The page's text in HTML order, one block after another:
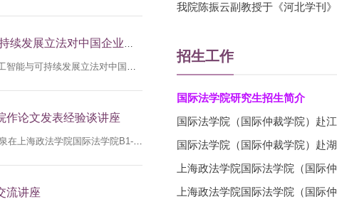
海外讲坛｜阿道夫·彼得：欧盟人工智能与可持续发展立法对中国企业的域外影响
6月2日下午，上海政法学院“海外讲坛”第199讲“欧盟人工智能与可持续发展立法对中国企业的域外影响”在明法苑B1-217顺利举行。本次讲座由上海政法学院国际法学院（国际仲裁学院）教授阿道夫·彼得（Adolf Peter）主讲，国际法学院（国际仲裁学院）讲师刁语轩主持。阿道夫·彼得教授先以欧盟《企业可持续发展尽职调查指令》（CSDDD）为切入点，简要介绍了欧盟可持续发展立法对企业跨境经营和合同合规安排的影响。随后，他进一步讲解了欧盟《人工智能法案》（EU AI Act）的基本监管框架，围绕被禁止的人工智能应用、高风险人工智能系统、合规义务、授权代表制度以及行政处罚规则等内容，分析了该法案可能对中国人工智能企业、科技服务企业和智能产品出口企业产生的影响。阿道夫·彼得教授指出，欧盟相关规则的域外影响正在从单一的市场监管要求，逐渐转化为企业跨境经营和国际合规管理中的系统性法律风险。讲座过程中，阿道夫·彼得教授结合现场师生提出的问题，就欧盟强化人工智能与可持续发展监管可能引发的合规成本、竞争力影响、市场准入压力以及域外规制正当性等问题作出回应。本次讲座围绕欧盟人工智能与可持续发展立法的域外影响展
作论文发表经验谈讲座
2026年5月30日下午，《探索与争鸣》编辑部主任杜运泉在上海政法学院国际法学院B1-217会议室举办论文发表经验谈讲座。讲座围绕法学论文选题、写作与期刊发表等问题展开，国际法学院师生现场聆听讲座并进行交流。讲座伊始，杜主任结合《探索与争鸣》的办刊定位与编辑实践，从期刊发表的角度倒推论文写作，分享了学术论文从选题构思到投稿发表过程中需要关注的关键问题。他指出，综合性学术期刊在选稿时更加重视问题意识、思想深度与跨学科视野。对于法学研究而言，论文不应仅停留在学科内部的规范分析或概念阐释，而应围绕具体社会问题展开，体现明确的问题导向和学术关怀。随后，杜主任结合国际法、全球治理、人工智能治理、海外利益保护等议题，重点阐释了“小题大做”的论文写作思路，指出好的论文往往能够从较小的研究切口进入，进而揭示具有理论意义和现实价值的大问题，并强调，学术写作既要关注前沿议题，也不能简单追逐热点；在热点议题已经高度同质化的情况下，更需要通过批判性思维和思辨性分析提出有新意、有厚度的学术观点。杜运泉主任还结合期刊编辑工作经验谈到，不同刊物有不同的办刊定位和发表偏好，作者在投稿前应充分了解目标期刊的风格与要求。
流讲座
我院陈振云副教授于《河北学刊
招生工作
国际法学院研究生招生简介
国际法学院（国际仲裁学院）赴
国际法学院（国际仲裁学院）赴